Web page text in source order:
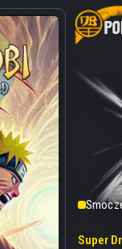
Super